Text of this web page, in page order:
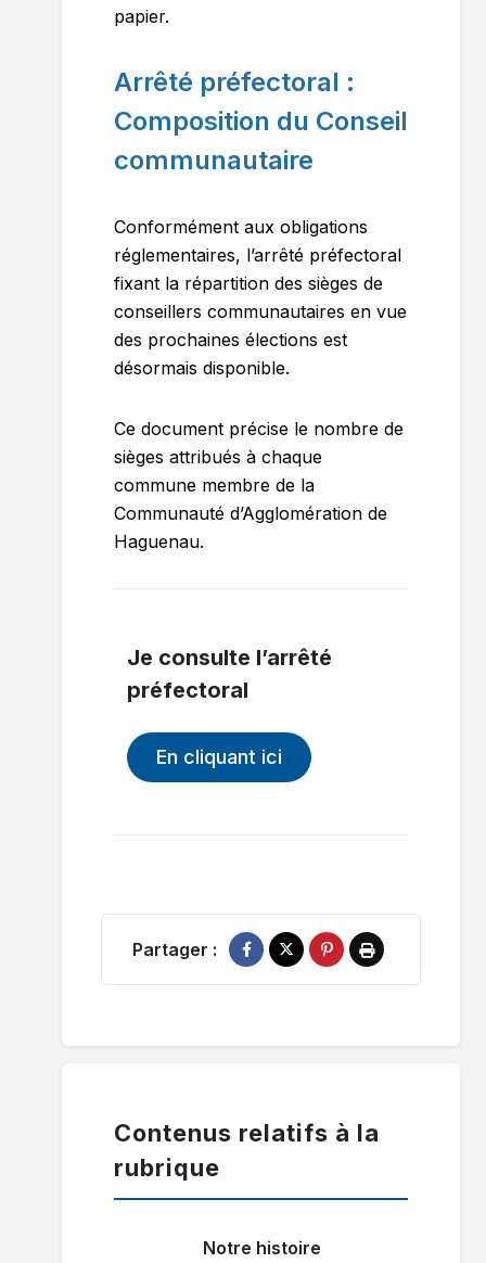
papier.
Arrêté préfectoral :
Composition du Conseil
communautaire
Conformément aux obligations
réglementaires, l’arrêté préfectoral
fixant la répartition des sièges de
conseillers communautaires en vue
des prochaines élections est
désormais disponible.
Ce document précise le nombre de
sièges attribués à chaque
commune membre de la
Communauté d’Agglomération de
Haguenau.
Je consulte l’arrêté
préfectoral
En cliquant ici
Partager :
Partager sur Facebook
Partager sur X
Épingler sur Pinterest
Imprimer
Contenus relatifs à la
rubrique
Notre histoire